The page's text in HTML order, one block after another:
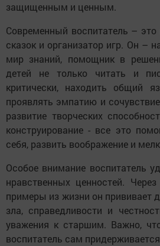
защищенным и ценным.
Современный воспитатель – это
сказок и организатор игр. Он –
мир знаний, помощник в
детей не только читать и
критически, находить общий
проявлять эмпатию и
развитие творческих
конструирование - все это
себя, развить воображение и
Особое внимание воспитатель
нравственных ценностей.
примеры из жизни он прививает
зла, справедливости и
уважения к старшим. Важно,
воспитатель сам